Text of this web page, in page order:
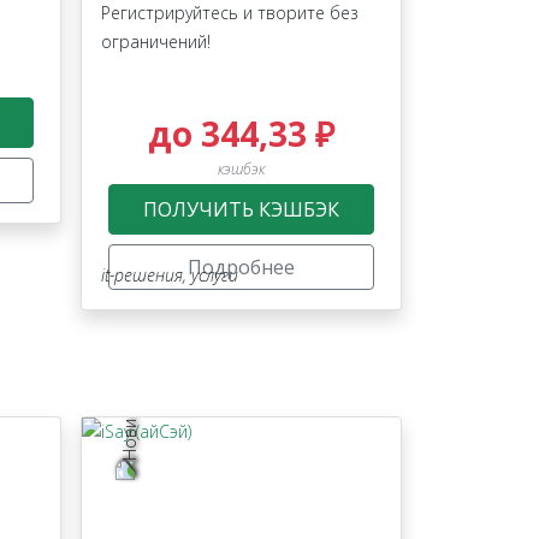
Регистрируйтесь и творите без
ограничений!
it-решения,услуги
до 344,33 ₽
кэшбэк
ПОЛУЧИТЬ КЭШБЭК
Подробнее